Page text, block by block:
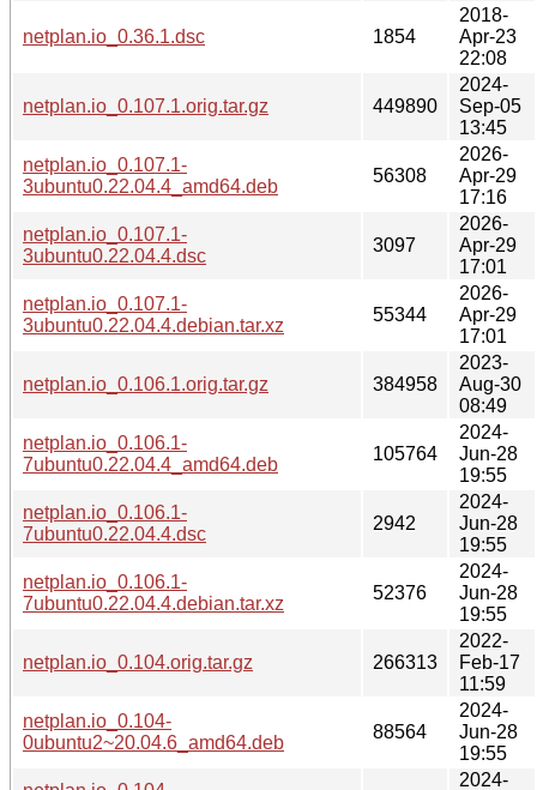
netplan.io_0.36.1.dsc 1854
2018-
Apr-23
22:08
netplan.io_0.107.1.orig.tar.gz 449890
2024-
Sep-05
13:45
netplan.io_0.107.1-
3ubuntu0.22.04.4_amd64.deb
56308
2026-
Apr-29
17:16
netplan.io_0.107.1-
3ubuntu0.22.04.4.dsc
3097
2026-
Apr-29
17:01
netplan.io_0.107.1-
3ubuntu0.22.04.4.debian.tar.xz
55344
2026-
Apr-29
17:01
netplan.io_0.106.1.orig.tar.gz 384958
2023-
Aug-30
08:49
netplan.io_0.106.1-
7ubuntu0.22.04.4_amd64.deb
105764
2024-
Jun-28
19:55
netplan.io_0.106.1-
7ubuntu0.22.04.4.dsc
2942
2024-
Jun-28
19:55
netplan.io_0.106.1-
7ubuntu0.22.04.4.debian.tar.xz
52376
2024-
Jun-28
19:55
netplan.io_0.104.orig.tar.gz 266313
2022-
Feb-17
11:59
netplan.io_0.104-
0ubuntu2~20.04.6_amd64.deb
88564
2024-
Jun-28
19:55
2024-